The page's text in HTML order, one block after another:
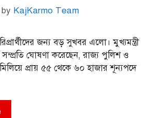
by KajKarmo Team
জন্য বড় সুখবর এলো। মুখ্যমন্ত্রী
ঘোষণা করেছেন, রাজ্য পুলিশ ও
প্রায় ৫৫ থেকে ৬০ হাজার শূন্যপদে